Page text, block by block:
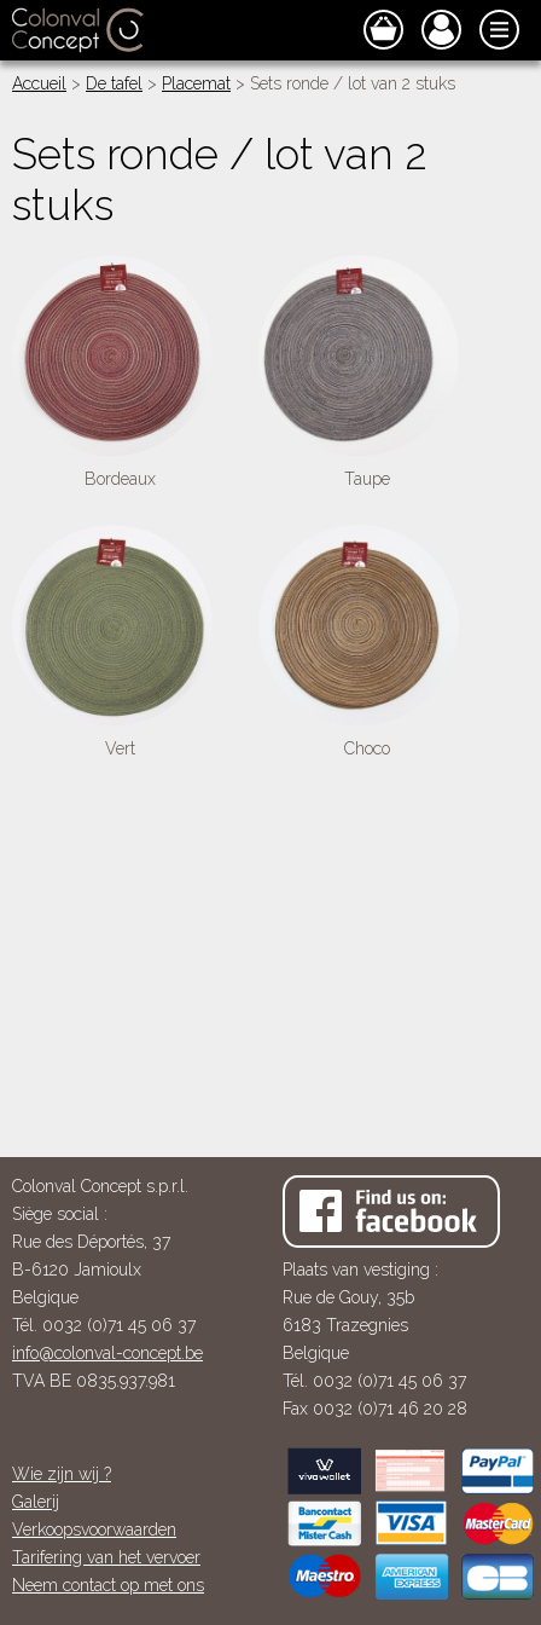
Accueil > De tafel > Placemat > Sets ronde / lot van 2 stuks
Sets ronde / lot van 2
stuks
Bordeaux Taupe
Vert Choco
Colonval Concept s.p.r.l.
Siège social :
Rue des Déportés, 37
B-6120 Jamioulx
Belgique
Tél. 0032 (0)71 45 06 37
info@colonval-concept.be
TVA BE 0835.937.981
Plaats van vestiging :
Rue de Gouy, 35b
6183 Trazegnies
Belgique
Tél. 0032 (0)71 45 06 37
Fax 0032 (0)71 46 20 28
Wie zijn wij ?
Galerij
Verkoopsvoorwaarden
Tarifering van het vervoer
Neem contact op met ons